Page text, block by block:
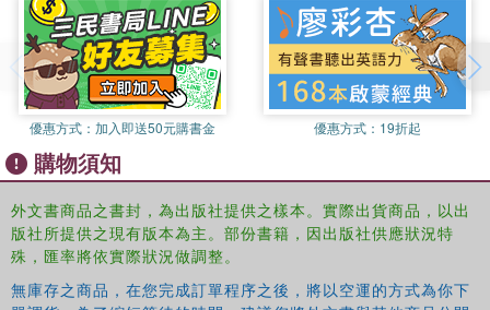
優惠方式： 加入即送50元購書金 優惠方式： 19折起
購物須知
外文書商品之書封，為出版社提供之樣本。實際出貨商品，以出
版社所提供之現有版本為主。部份書籍，因出版社供應狀況特
殊，匯率將依實際狀況做調整。
無庫存之商品，在您完成訂單程序之後，將以空運的方式為你下